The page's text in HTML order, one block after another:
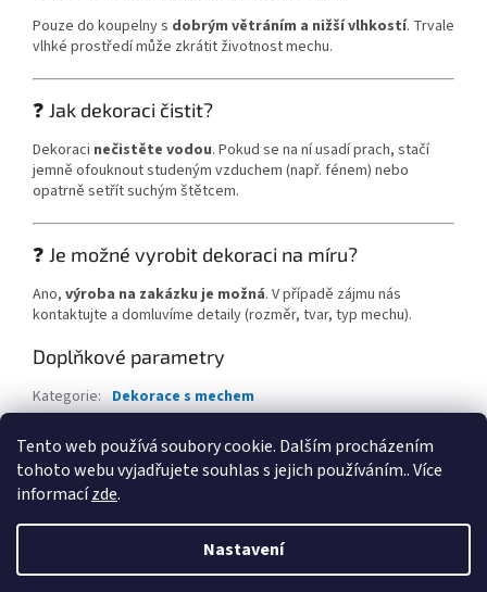
Tento web používá soubory cookie. Dalším procházením
tohoto webu vyjadřujete souhlas s jejich používáním.. Více
informacízde.
Nastavení
Pouze do koupelny s dobrým větráním a nižší vlhkostí. Trvale
vlhké prostředí může zkrátit životnost mechu.
❓ Jak dekoraci čistit?
Dekoraci nečistěte vodou. Pokud se na ní usadí prach, stačí
jemně ofouknout studeným vzduchem (např. fénem) nebo
opatrně setřít suchým štětcem.
❓ Je možné vyrobit dekoraci na míru?
Ano, výroba na zakázku je možná. V případě zájmu nás
kontaktujte a domluvíme detaily (rozměr, tvar, typ mechu).
Doplňkové parametry
Kategorie: Dekorace s mechem
Materiál: Překližka 6,5mm
Vytvořil Shoptet